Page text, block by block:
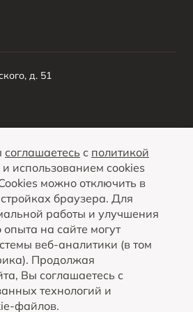
д. 51
информация, касающаяся автомобилей и
информационный характер и не является
указанные на данном сайте, носят
максимально рекомендуемыми
дистрибьютора (ООО «ФАВ-Восточная
информации просьба обращаться к
ООО «ФАВ-Восточная Европа» .
информация может быть изменена в любое
данных
соглашаетесь с политикой
и использованием cookies
можно отключить в
браузера. Для
работы и улучшения
опыта на сайте могут
веб-аналитики (в том
Продолжая
Вы соглашаетесь с
технологий и
файлов.